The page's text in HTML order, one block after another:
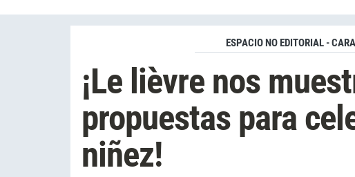
ESPACIO NO EDITORIAL -
¡Le lièvre nos
propuestas para
niñez!